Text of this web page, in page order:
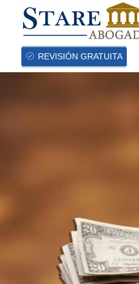
REVISIÓN GRATUITA